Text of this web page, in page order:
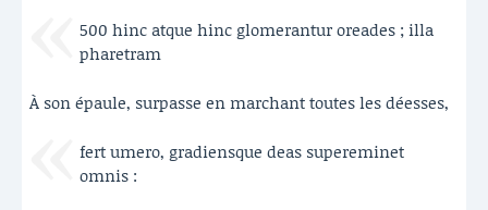
500 hinc atque hinc glomerantur oreades ; illa
pharetram
À son épaule, surpasse en marchant toutes les déesses,
fert umero, gradiensque deas supereminet
omnis :